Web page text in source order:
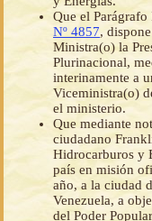
Que el
Nº 4857,
Ministra(o) la
Plurinacional,
interinamente a
Viceministra(o)
el ministerio.
Que mediante
ciudadano
Hidrocarburos y
país en misión
año, a la ciudad
Venezuela, a
del Poder